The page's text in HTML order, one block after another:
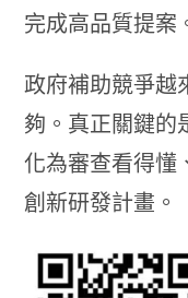
完成高品質提案
政府補助競爭越
夠。真正關鍵的
化為審查看得懂
創新研發計畫。